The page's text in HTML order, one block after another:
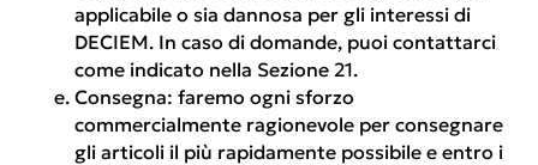
applicabile o sia dannosa per gli interessi di
DECIEM. In caso di domande, puoi contattarci
come indicato nella Sezione 21.
Consegna:faremo ogni sforzo
commercialmente ragionevole per consegnare
gli articoli il più rapidamente possibile e entro i